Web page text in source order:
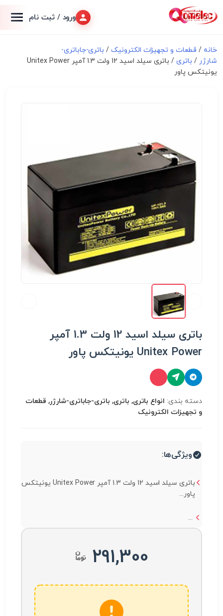
ورود / ثبت نام
خانه / قطعات و تجهیزات الکترونیک/ باتری-جاباتری-
شارژر / باتری
/ باتری سیلد اسید 12 ولت 1.3 آمپر Unitex Power
یونیتکس پاور
باتری سیلد اسید 12 ولت 1.3 آمپر
Unitex Power یونیتکس پاور
دسته بندی: انواع باتری, باتری, باتری-جاباتری-شارژر, قطعات
و تجهیزات الکترونیک
ویژگی‌ها:
باتری سیلد اسید 12 ولت 1.3 آمپر Unitex Power یونیتکس
پاور...
...
291,300